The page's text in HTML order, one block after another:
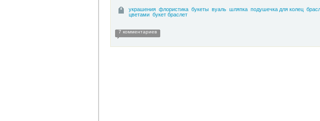
украшения флористика букеты вуаль шляпка подушечка для колец
цветами букет браслет
7 комментариев